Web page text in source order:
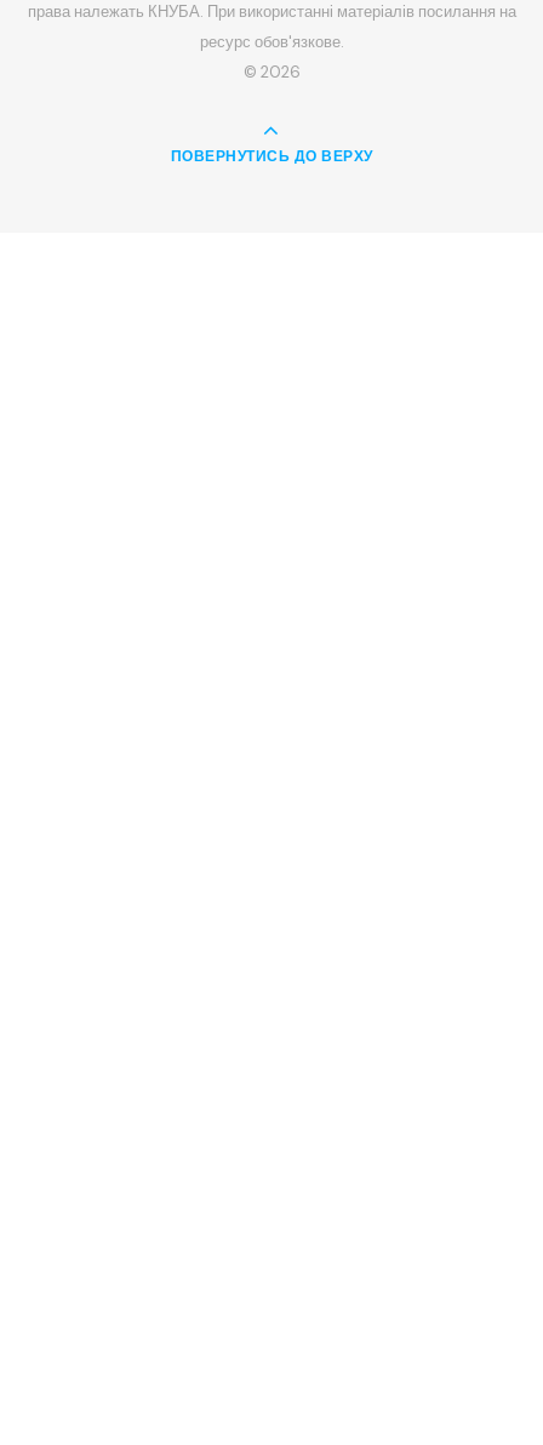
права належать КНУБА. При використанні матеріалів посилання на
ресурс обов'язкове.
© 2026
ПОВЕРНУТИСЬ ДО ВЕРХУ